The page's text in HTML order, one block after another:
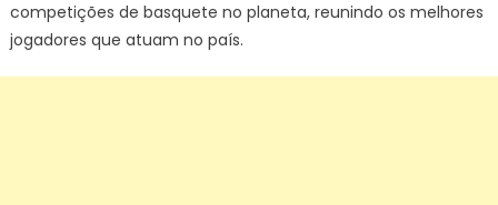
competições de basquete no planeta, reunindo os melhores
jogadores que atuam no país.